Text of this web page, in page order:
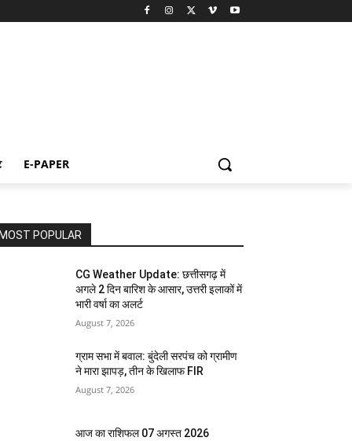
E-PAPER
MOST POPULAR
CG Weather Update: छत्तीसगढ़ में
अगले 2 दिन बारिश के आसार, उत्तरी इलाकों में
भारी वर्षा का अलर्ट
August 7, 2026
ग्राम सभा में बवाल: बुंदेली सरपंच को ग्रामीण
ने मारा झापड़, तीन के खिलाफ FIR
August 7, 2026
आज का राशिफल 07 अगस्त 2026